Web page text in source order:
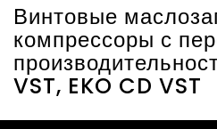
Винтовые
компрессоры с
VST, EKO CD VST